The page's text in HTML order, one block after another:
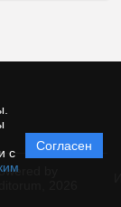
с
Согласен
by